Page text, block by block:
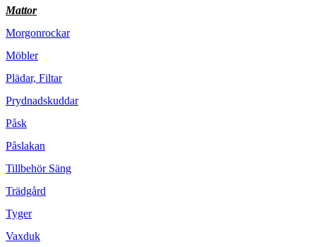
Mattor
Morgonrockar
Möbler
Plädar, Filtar
Prydnadskuddar
Påsk
Påslakan
Tillbehör Säng
Trädgård
Tyger
Vaxduk